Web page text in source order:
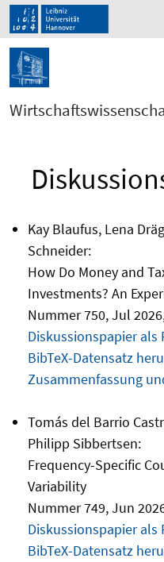
Kay Blaufus, Lena
Schneider:
How Do Money and
Investments? An
Nummer 750, Jul
Diskussionspapier als
BibTeX-Datensatz
Zusammenfassung
Tomás del Barrio
Philipp Sibbertsen:
Frequency-Specific
Variability
Nummer 749, Jun
Diskussionspapier als
BibTeX-Datensatz